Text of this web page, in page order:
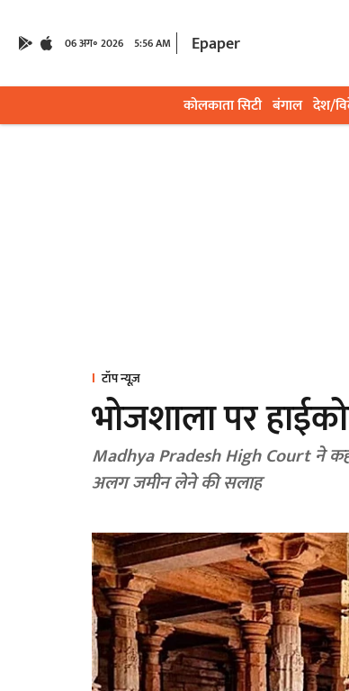
06 अग॰ 2026 5:56 AM Epaper
कोलकाता सिटी बंगाल देश/
टॉप न्यूज़
भोजशाला पर
Madhya Pradesh High Court ने
अलग जमीन लेने की सलाह